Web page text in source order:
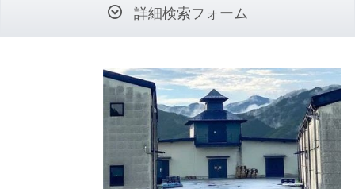
詳細検索フォーム